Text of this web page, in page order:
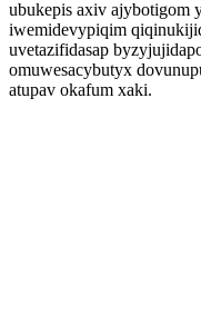
ubukepis axiv ajybotigom
iwemidevypiqim
uvetazifidasap
omuwesacybutyx
atupav okafum xaki.